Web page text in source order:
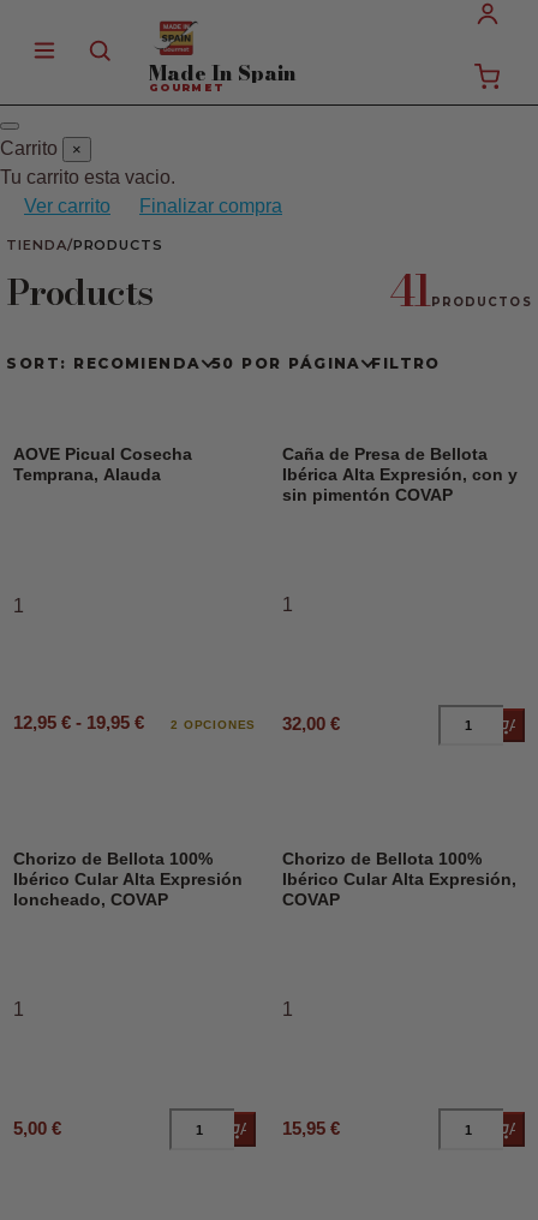
Made In Spain
GOURMET
Carrito ×
Tu carrito esta vacio.
Ver carrito
Finalizar compra
TIENDA/PRODUCTS
Products 41PRODUCTOS
SORT: RECOMIENDA 50 POR PÁGINA FILTRO
AOVE Picual Cosecha
Temprana, Alauda
1
12,95 € - 19,95 € 2 OPCIONES
Caña de Presa de Bellota
Ibérica Alta Expresión, con y
sin pimentón COVAP
1
32,00 €
Chorizo de Bellota 100%
Ibérico Cular Alta Expresión
loncheado, COVAP
1
5,00 € Añadir al carrito
Chorizo de Bellota 100%
Ibérico Cular Alta Expresión,
COVAP
1
15,95 €